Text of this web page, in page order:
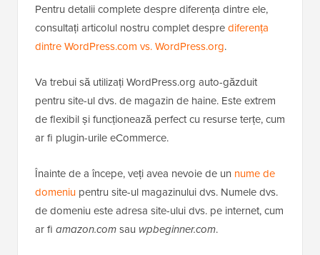
Pentru detalii complete despre diferența dintre ele,
consultați articolul nostru complet desprediferența
dintre WordPress.com vs. WordPress.org.
Va trebui să utilizați WordPress.org auto-găzduit
pentru site-ul dvs. de magazin de haine. Este extrem
de flexibil și funcționează perfect cu resurse terțe, cum
ar fi plugin-urile eCommerce.
Înainte de a începe, veți avea nevoie de un nume de
domeniu pentru site-ul magazinului dvs. Numele dvs.
de domeniu este adresa site-ului dvs. pe internet, cum
ar fi amazon.comsau wpbeginner.com.